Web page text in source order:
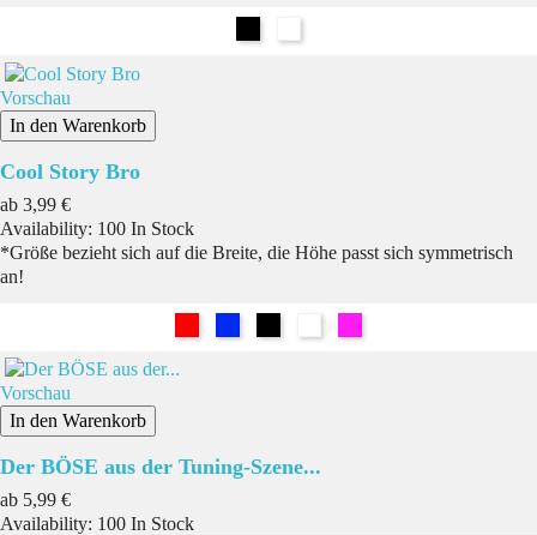
Vorschau
In den Warenkorb
Cool Story Bro
ab Preis
3,99 €
Availability: 100 In Stock
*Größe bezieht sich auf die Breite, die Höhe passt sich symmetrisch
an!
Vorschau
In den Warenkorb
Der BÖSE aus der Tuning-Szene...
ab Preis
5,99 €
Availability: 100 In Stock